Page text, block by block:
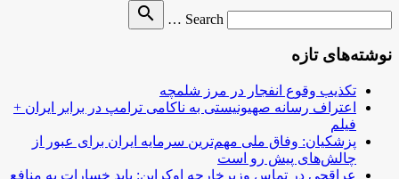
Search …
search
نوشته‌های تازه
تکذیب وقوع انفجار در مرز شلمچه
اعتراف رسانه صهیونیستی به ناکامی ترامپ در برابر ایران +
فیلم
پزشکیان: وفاق ملی مهم‌ترین سرمایه ایران برای عبور از
چالش‌های پیش رو است
عراقچی در تماس وزیرخارجه اوکراین: باید خسارات به منافع